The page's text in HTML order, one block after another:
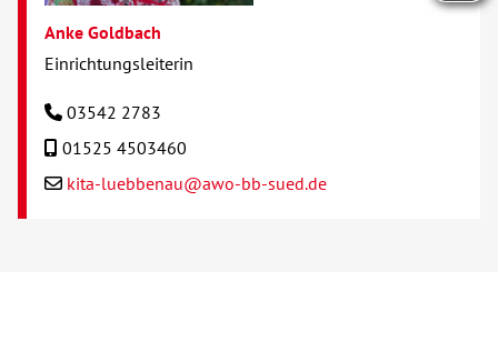
Anke Goldbach
Einrichtungsleiterin
03542 2783
01525 4503460
kita-luebbenau@awo-bb-sued.de